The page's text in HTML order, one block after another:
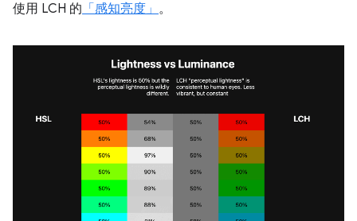
使用 LCH 的 「感知亮度」 。